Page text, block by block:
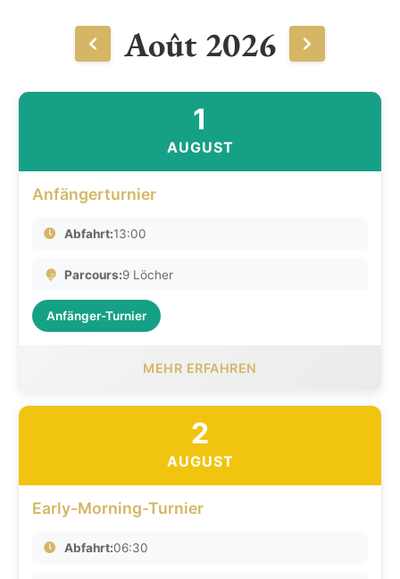
Août 2026
1
AUGUST
Anfängerturnier
Abfahrt:13:00
Parcours:9 Löcher
Anfänger-Turnier
MEHR ERFAHREN
2
AUGUST
Early-Morning-Turnier
Abfahrt:06:30